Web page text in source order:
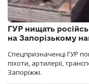
ГУР нищать
на Запорізькому
Спецпризначенці ГУР
піхоти, артилерії,
Запоріжжі.